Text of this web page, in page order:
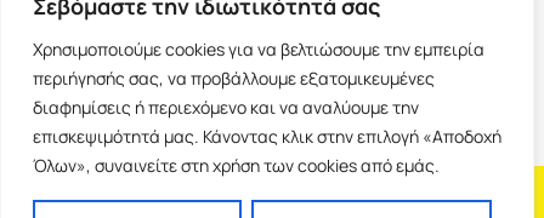
Σεβόμαστε την ιδιωτικότητά σας
Χρησιμοποιούμε cookies για να βελτιώσουμε την εμπειρία
περιήγησής σας, να προβάλλουμε εξατομικευμένες
διαφημίσεις ή περιεχόμενο και να αναλύουμε την
επισκεψιμότητά μας. Κάνοντας κλικ στην επιλογή «Αποδοχή
Όλων», συναινείτε στη χρήση των cookies από εμάς.
Γεώργιου Καραϊσκάκη 38, Ισόγειο 45444
ioannina@ideaoffice.gr
+30 26516 08616